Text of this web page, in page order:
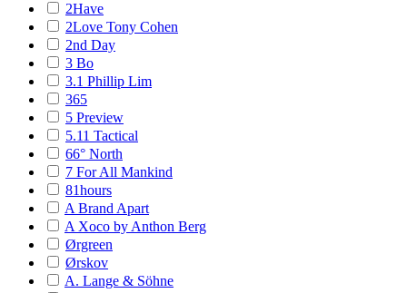
2Have
2Love Tony Cohen
2nd Day
3 Bo
3.1 Phillip Lim
365
5 Preview
5.11 Tactical
66° North
7 For All Mankind
81hours
A Brand Apart
A Xoco by Anthon Berg
Ørgreen
Ørskov
A. Lange & Söhne